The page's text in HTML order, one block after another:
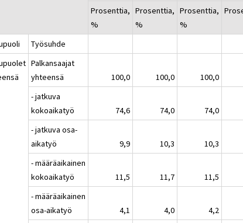
Prosenttia,
%
Prosenttia,
%
Prosenttia,
%
Työsuhde
Palkansaajat
yhteensä
100,0 100,0 100,0
- jatkuva
kokoaikatyö
74,6 74,0 74,0
- jatkuva osa-
aikatyö
9,9 10,3 10,3
- määräaikainen
kokoaikatyö
11,5 11,7 11,5
- määräaikainen
osa-aikatyö
4,1 4,0 4,2